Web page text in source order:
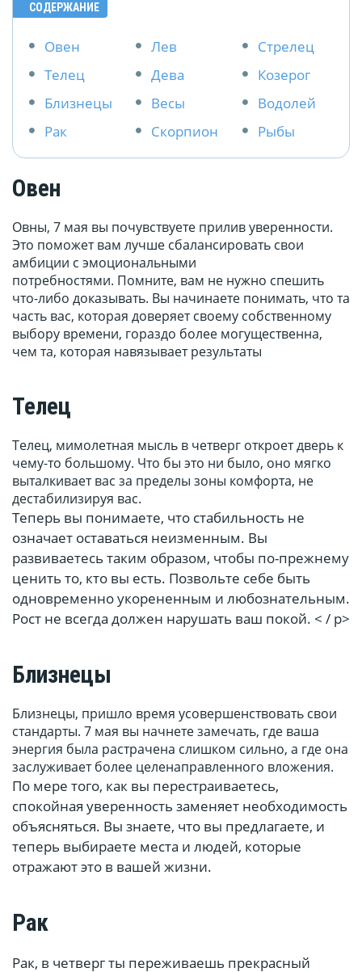
СОДЕРЖАНИЕ
Овен
Телец
Близнецы
Рак
Лев
Дева
Весы
Скорпион
Стрелец
Козерог
Водолей
Рыбы
Овен
Овны, 7 мая вы почувствуете прилив уверенности.
Это поможет вам лучше сбалансировать свои
амбиции с эмоциональными
потребностями. Помните, вам не нужно спешить
что-либо доказывать. Вы начинаете понимать, что та
часть вас, которая доверяет своему собственному
выбору времени, гораздо более могущественна,
чем та, которая навязывает результаты
Телец
Телец, мимолетная мысль в четверг откроет дверь к
чему-то большому. Что бы это ни было, оно мягко
выталкивает вас за пределы зоны комфорта, не
дестабилизируя вас.
Теперь вы понимаете, что стабильность не
означает оставаться неизменным. Вы
развиваетесь таким образом, чтобы по-прежнему
ценить то, кто вы есть. Позвольте себе быть
одновременно укорененным и любознательным.
Рост не всегда должен нарушать ваш покой. < / p>
Близнецы
Близнецы, пришло время усовершенствовать свои
стандарты. 7 мая вы начнете замечать, где ваша
энергия была растрачена слишком сильно, а где она
заслуживает более целенаправленного вложения.
По мере того, как вы перестраиваетесь,
спокойная уверенность заменяет необходимость
объясняться. Вы знаете, что вы предлагаете, и
теперь выбираете места и людей, которые
отражают это в вашей жизни.
Рак
Рак, в четверг ты переживаешь прекрасный